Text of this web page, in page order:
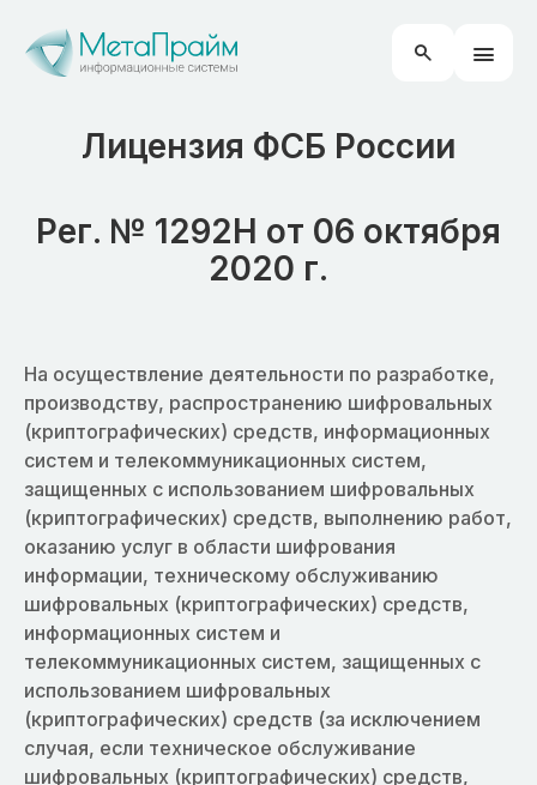
Лицензия ФСБ России
Рег. № 1292Н от 06 октября
2020 г.
На осуществление деятельности по разработке,
производству, распространению шифровальных
(криптографических) средств, информационных
систем и телекоммуникационных систем,
защищенных с использованием шифровальных
(криптографических) средств, выполнению работ,
оказанию услуг в области шифрования
информации, техническому обслуживанию
шифровальных (криптографических) средств,
информационных систем и
телекоммуникационных систем, защищенных с
использованием шифровальных
(криптографических) средств (за исключением
случая, если техническое обслуживание
шифровальных (криптографических) средств,